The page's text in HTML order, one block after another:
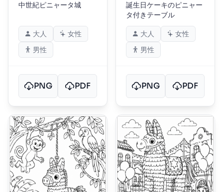
中世紀ピニャータ城
大人
女性
男性
PNG PDF
誕生日ケーキのピニャー
タ付きテーブル
大人
女性
男性
PNG PDF